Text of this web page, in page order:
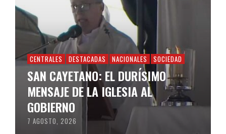
CENTRALES DESTACADAS NACIONALES SOCIEDAD
SAN CAYETANO: EL DURÍSIMO
MENSAJE DE LA IGLESIA AL
GOBIERNO
7 AGOSTO, 2026